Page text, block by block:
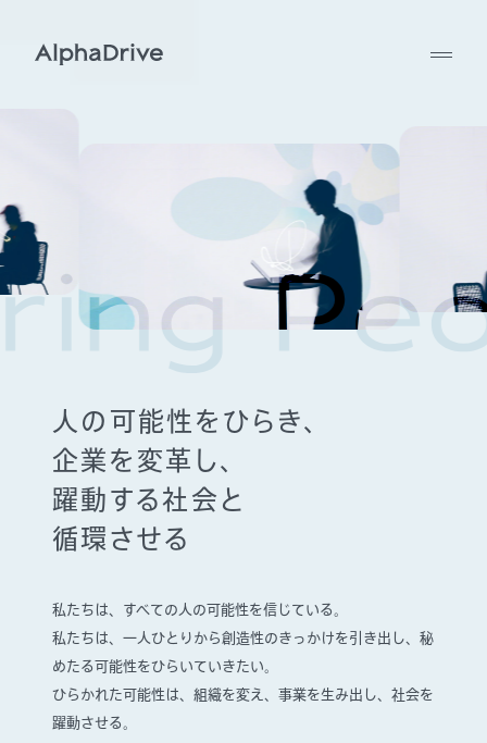
人の可能性をひらき、
企業を変革し、
躍動する社会と
循環させる
私たちは、すべての人の可能性を信じている。
私たちは、一人ひとりから創造性のきっかけを引き出し、 秘
めたる可能性をひらいていきたい。
ひらかれた可能性は、組織を変え、事業を生み出し、社会を
躍動させる。